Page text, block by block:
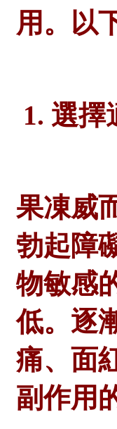
用。以
1. 選擇
果凍威
勃起障
物敏感
低。逐
痛、面
副作用